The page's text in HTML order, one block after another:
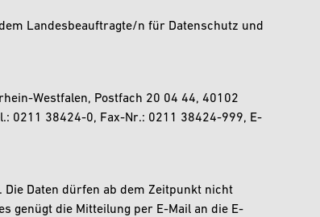
Landesbeauftragte/n für Datenschutz und
Westfalen, Postfach 20 04 44, 40102
0211 38424-0, Fax-Nr.: 0211 38424-999, E-
Daten dürfen ab dem Zeitpunkt nicht
genügt die Mitteilung per E-Mail an die E-